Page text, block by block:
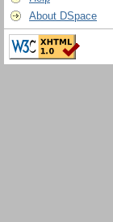
About DSpace